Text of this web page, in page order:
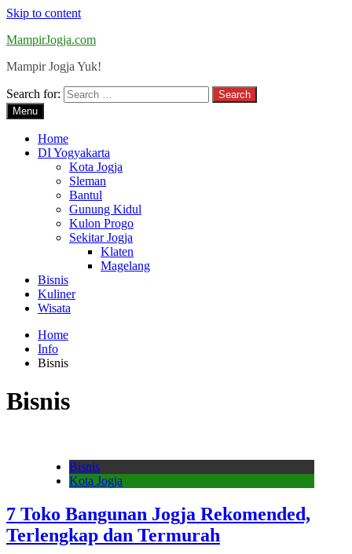
Skip to content
MampirJogja.com
Mampir Jogja Yuk!
Search for:
Menu
Home
DI Yogyakarta
Kota Jogja
Sleman
Bantul
Gunung Kidul
Kulon Progo
Sekitar Jogja
Klaten
Magelang
Bisnis
Kuliner
Wisata
Home
Info
Bisnis
Bisnis
Bisnis
Kota Jogja
7 Toko Bangunan Jogja Rekomended,
Terlengkap dan Termurah